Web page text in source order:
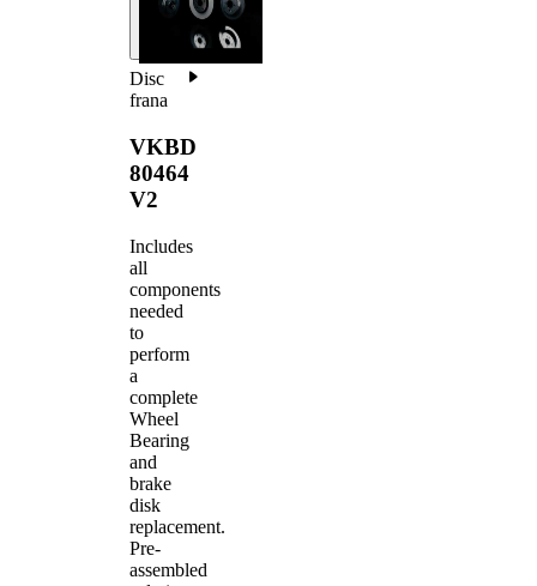
Disc
frana
VKBD
80464
V2
Includes
all
components
needed
to
perform
a
complete
Wheel
Bearing
and
brake
disk
replacement.
Pre-
assembled